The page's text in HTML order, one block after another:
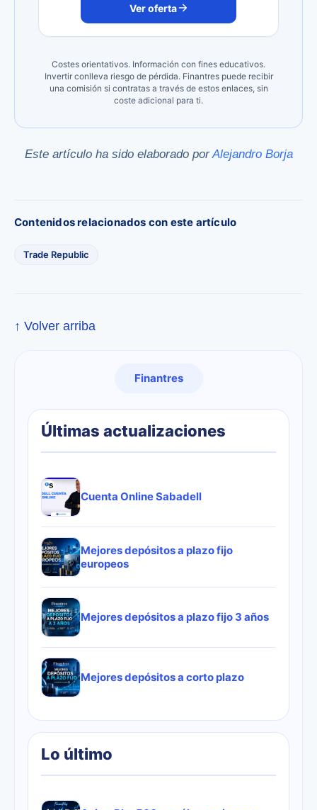
Ver oferta
Costes orientativos. Información con fines educativos.
Invertir conlleva riesgo de pérdida. Finantres puede recibir
una comisión si contratas a través de estos enlaces, sin
coste adicional para ti.
Este artículo ha sido elaborado porAlejandro Borja
Contenidos relacionados con este artículo
Trade Republic
↑ Volver arriba
Finantres
Últimas actualizaciones
Cuenta Online Sabadell
Mejores depósitos a plazo fijo
europeos
Mejores depósitos a plazo fijo 3 años
Mejores depósitos a corto plazo
Lo último